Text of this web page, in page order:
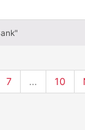
7 … 10